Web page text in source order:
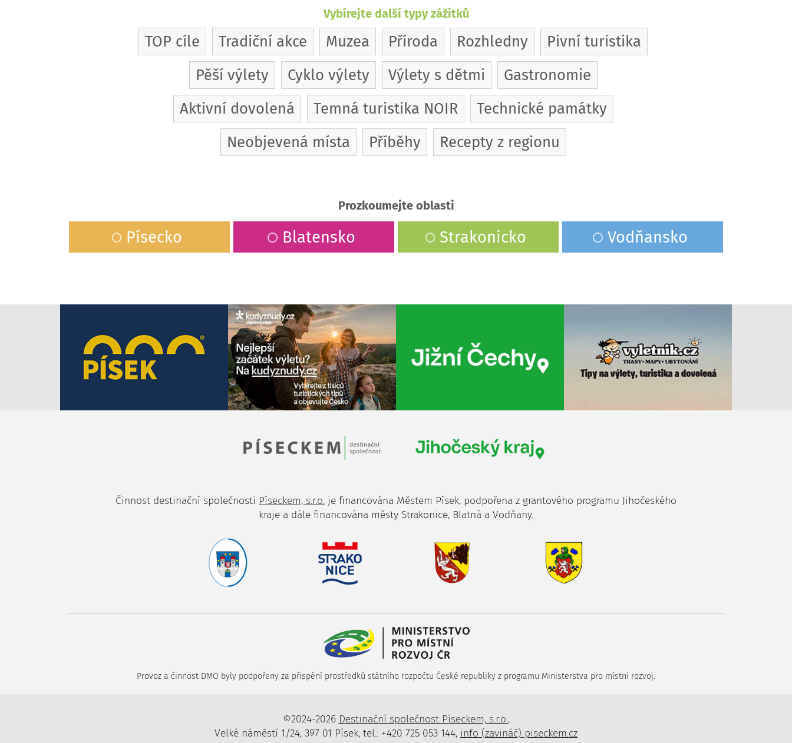
Vybírejte další typy zážitků
TOP cíle Tradiční akce Muzea Příroda Rozhledny
Pivní turistika
Pěší výlety
Cyklo výlety Výlety s dětmi
Gastronomie
Aktivní dovolená
Temná turistika NOIR
Technické památky
Neobjevená místa
Příběhy Recepty z regionu
Prozkoumejte oblasti
Písecko Blatensko Strakonicko Vodňansko
Činnost destinační společnosti Píseckem, s.r.o. je financována Městem Písek, podpořena z grantového programu Jihočeského
kraje a dále financována městy Strakonice, Blatná a Vodňany.
Provoz a činnost DMO byly podpořeny za přispění prostředků státního rozpočtu České republiky z programu Ministerstva pro místní rozvoj.
©2024-2026 Destinační společnost Píseckem, s.r.o.,
Velké náměstí 1/24, 397 01 Písek, tel.: +420 725 053 144, info (zavináč) piseckem.cz